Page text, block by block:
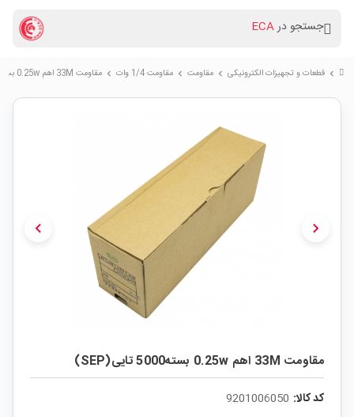
جستجو درECA
chevron_right قطعات و تجهیزات الکترونیکی chevron_right مقاومت chevron_right مقاومت 1/4 وات chevron_right مقاومت 33M اهم 0.25w بسته5000 تایی(SEP)
chevron_left chevron_right
مقاومت 33M اهم 0.25w بسته5000 تایی(SEP)
کد کالا: 9201006050